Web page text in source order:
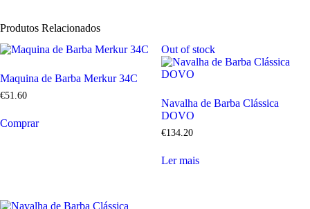
Produtos Relacionados
Maquina de Barba Merkur 34C
€51.60
Comprar
Out of stock
Navalha de Barba Clássica
DOVO
€134.20
Ler mais